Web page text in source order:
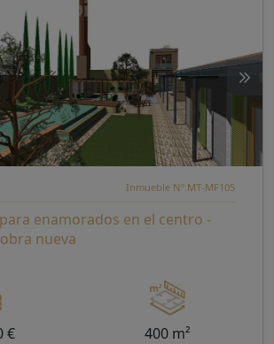
Inmueble Nº MT-MF105
enamorados en el centro -
nueva
€ 400 m²